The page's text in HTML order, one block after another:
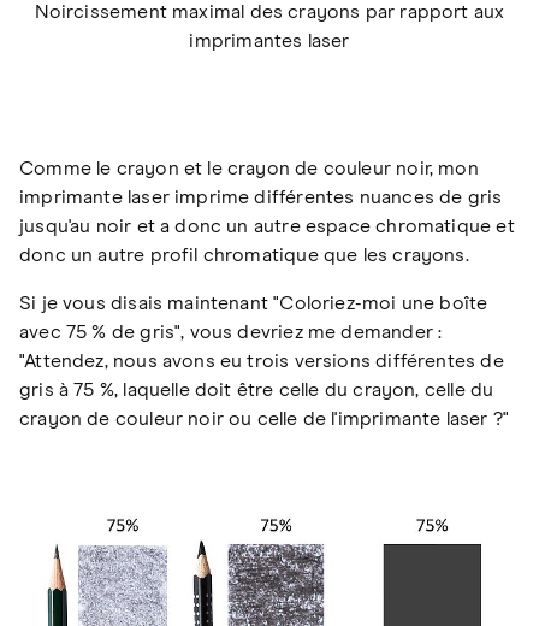
Noircissement maximal des crayons par rapport aux
imprimantes laser
Comme le crayon et le crayon de couleur noir, mon
imprimante laser imprime différentes nuances de gris
jusqu'au noir et a donc un autre espace chromatique et
donc un autre profil chromatique que les crayons.
Si je vous disais maintenant "Coloriez-moi une boîte
avec 75 % de gris", vous devriez me demander :
"Attendez, nous avons eu trois versions différentes de
gris à 75 %, laquelle doit être celle du crayon, celle du
crayon de couleur noir ou celle de l'imprimante laser ?"